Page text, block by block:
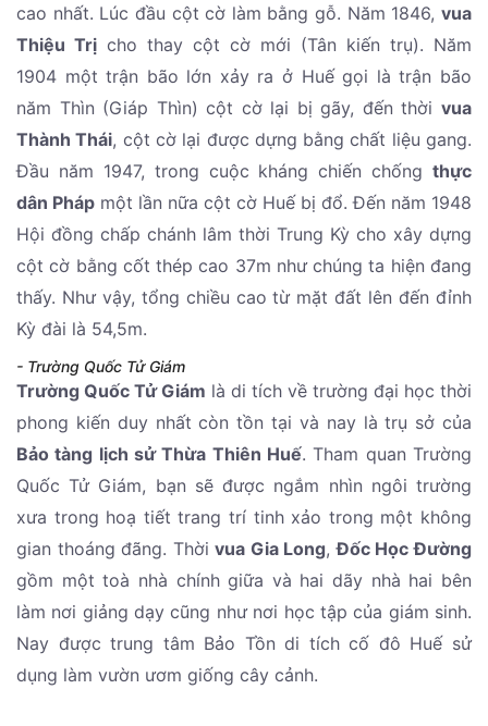
cao nhất. Lúc đầu cột cờ làm bằng gỗ. Năm 1846, vua
Thiệu Trị cho thay cột cờ mới (Tân kiến trụ). Năm
1904 một trận bão lớn xảy ra ở Huế gọi là trận bão
năm Thìn (Giáp Thìn) cột cờ lại bị gãy, đến thời vua
Thành Thái, cột cờ lại được dựng bằng chất liệu gang.
Đầu năm 1947, trong cuộc kháng chiến chống thực
dân Pháp một lần nữa cột cờ Huế bị đổ. Đến năm 1948
Hội đồng chấp chánh lâm thời Trung Kỳ cho xây dựng
cột cờ bằng cốt thép cao 37m như chúng ta hiện đang
thấy. Như vậy, tổng chiều cao từ mặt đất lên đến đỉnh
Kỳ đài là 54,5m.
- Trường Quốc Tử Giám
Trường Quốc Tử Giám là di tích về trường đại học thời
phong kiến duy nhất còn tồn tại và nay là trụ sở của
Bảo tàng lịch sử Thừa Thiên Huế. Tham quan Trường
Quốc Tử Giám, bạn sẽ được ngắm nhìn ngôi trường
xưa trong hoạ tiết trang trí tinh xảo trong một không
gian thoáng đãng. Thờivua Gia Long,Đốc Học Đường
gồm một toà nhà chính giữa và hai dãy nhà hai bên
làm nơi giảng dạy cũng như nơi học tập của giám sinh.
Nay được trung tâm Bảo Tồn di tích cố đô Huế sử
dụng làm vườn ươm giống cây cảnh.